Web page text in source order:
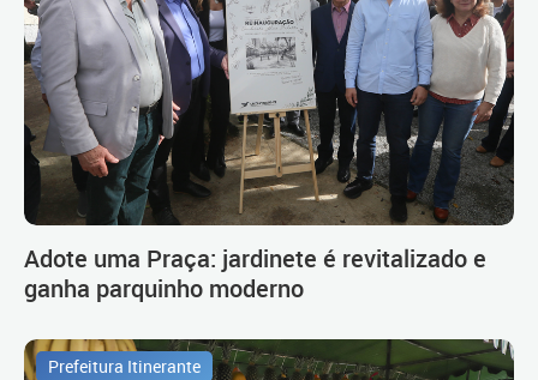
Adote uma Praça: jardinete é revitalizado e
ganha parquinho moderno
Prefeitura Itinerante